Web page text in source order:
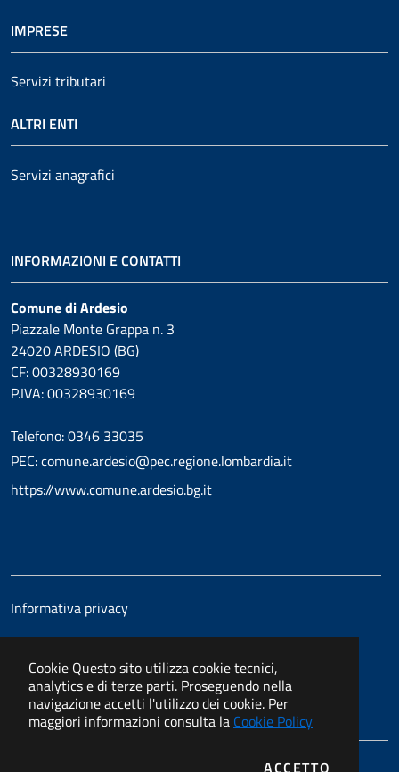
Cookie Questo sito utilizza cookie tecnici,
analytics e di terze parti. Proseguendo nella
navigazione accetti l'utilizzo dei cookie. Per
maggiori informazioni consulta la Cookie Policy
ACCETTO
IMPRESE
Servizi tributari
ALTRI ENTI
Servizi anagrafici
INFORMAZIONI E CONTATTI
Comune di Ardesio
Piazzale Monte Grappa n. 3
24020 ARDESIO (BG)
CF: 00328930169
P.IVA: 00328930169
Telefono: 0346 33035
PEC: comune.ardesio@pec.regione.lombardia.it
https://www.comune.ardesio.bg.it
Informativa privacy